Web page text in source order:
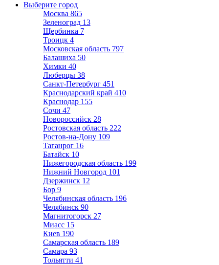
Выберите город
Москва 865
Зеленоград 13
Щербинка 7
Троицк 4
Московская область 797
Балашиха 50
Химки 40
Люберцы 38
Санкт-Петербург 451
Краснодарский край 410
Краснодар 155
Сочи 47
Новороссийск 28
Ростовская область 222
Ростов-на-Дону 109
Таганрог 16
Батайск 10
Нижегородская область 199
Нижний Новгород 101
Дзержинск 12
Бор 9
Челябинская область 196
Челябинск 90
Магнитогорск 27
Миасс 15
Киев 190
Самарская область 189
Самара 93
Тольятти 41